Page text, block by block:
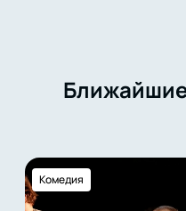
Комедия